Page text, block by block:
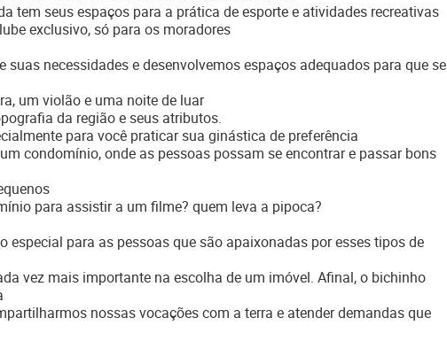
tem seus espaços para a prática de esporte e atividades recreativas
exclusivo, só para os moradores
necessidades e desenvolvemos espaços adequados para que se
um violão e uma noite de luar
da região e seus atributos.
para você praticar sua ginástica de preferência
condomínio, onde as pessoas possam se encontrar e passar bons
para assistir a um filme? quem leva a pipoca?
para as pessoas que são apaixonadas por esses tipos de
vez mais importante na escolha de um imóvel. Afinal, o bichinho
nossas vocações com a terra e atender demandas que